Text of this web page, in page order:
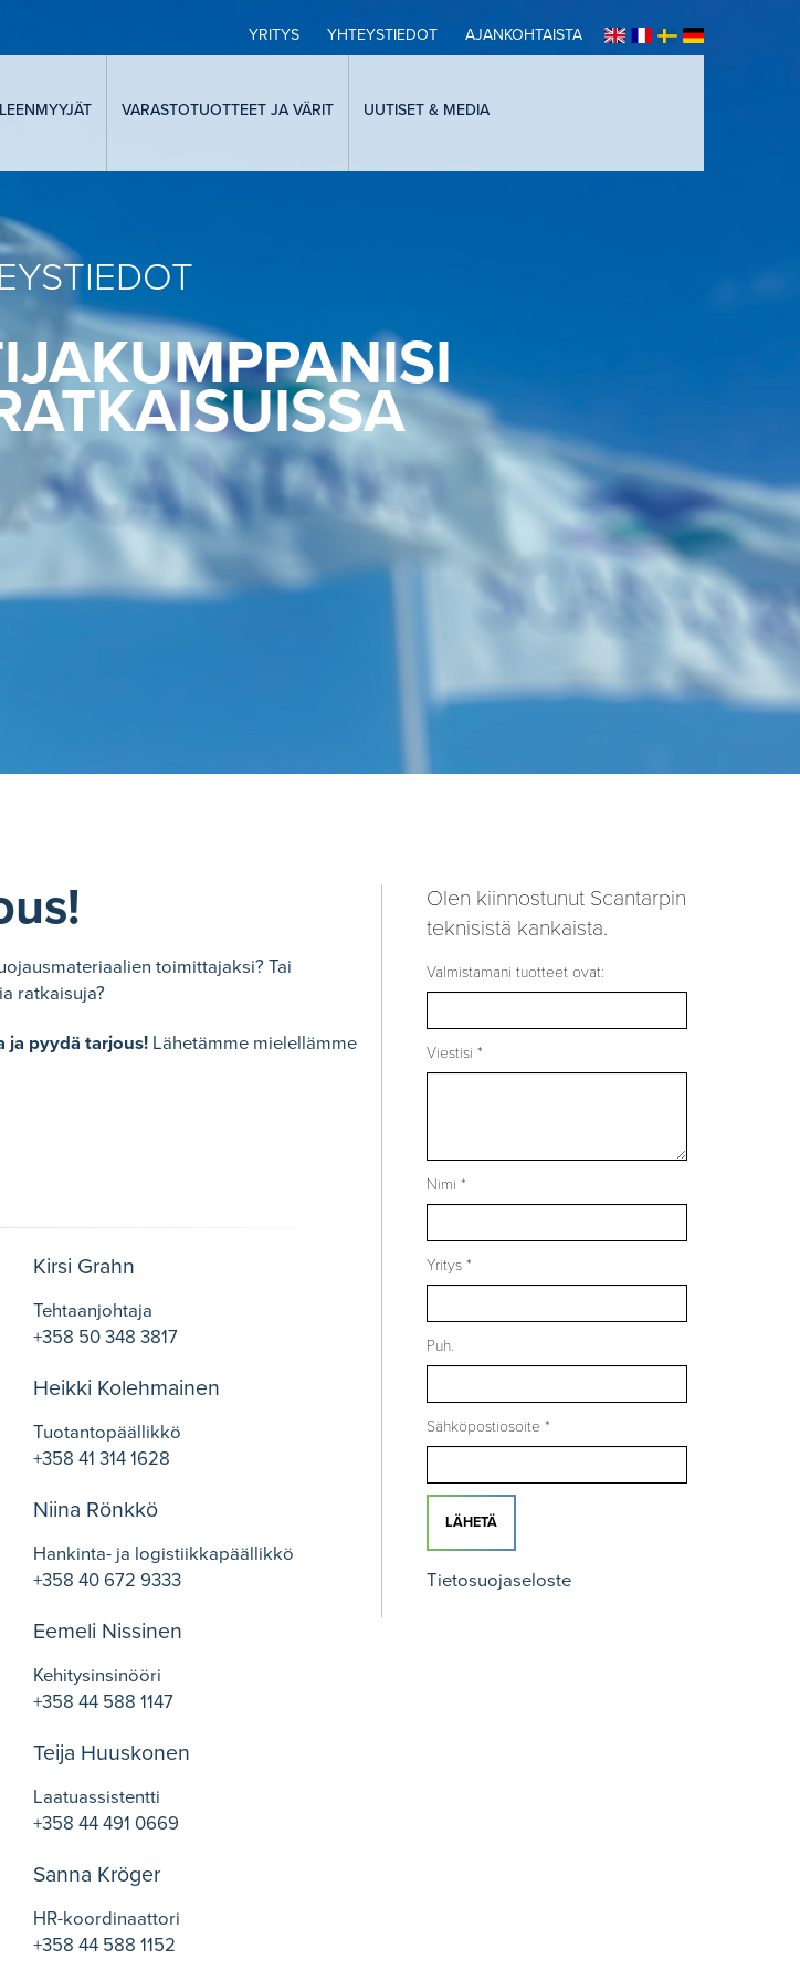
AJANKOHTAISTA
YHTEYSTIEDOT
YRITYS
VARASTOTUOTTEET JA VÄRIT UUTISET & MEDIA
toimittajaksi? Tai
ratkaisuja?
ja pyydä tarjous! Lähetämme mielellämme
Kirsi Grahn
Tehtaanjohtaja
+358 50 348 3817
Heikki Kolehmainen
Tuotantopäällikkö
+358 41 314 1628
Niina Rönkkö
Hankinta- ja logistiikkapäällikkö
+358 40 672 9333
Eemeli Nissinen
Kehitysinsinööri
+358 44 588 1147
Teija Huuskonen
Laatuassistentti
+358 44 491 0669
Sanna Kröger
HR-koordinaattori
+358 44 588 1152
Olen kiinnostunut Scantarpin
teknisistä kankaista.
Valmistamani tuotteet ovat:
Viestisi *
Nimi *
Yritys *
Puh.
Sähköpostiosoite *
LÄHETÄ
Tietosuojaseloste